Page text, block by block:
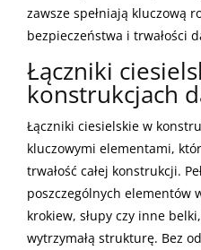
zawsze spełniają kluczową
bezpieczeństwa i trwałości
Łączniki
konstrukcjach
Łączniki ciesielskie w
kluczowymi elementami,
trwałość całej konstrukcji.
poszczególnych elementów
krokiew, słupy czy inne
wytrzymałą strukturę. Bez